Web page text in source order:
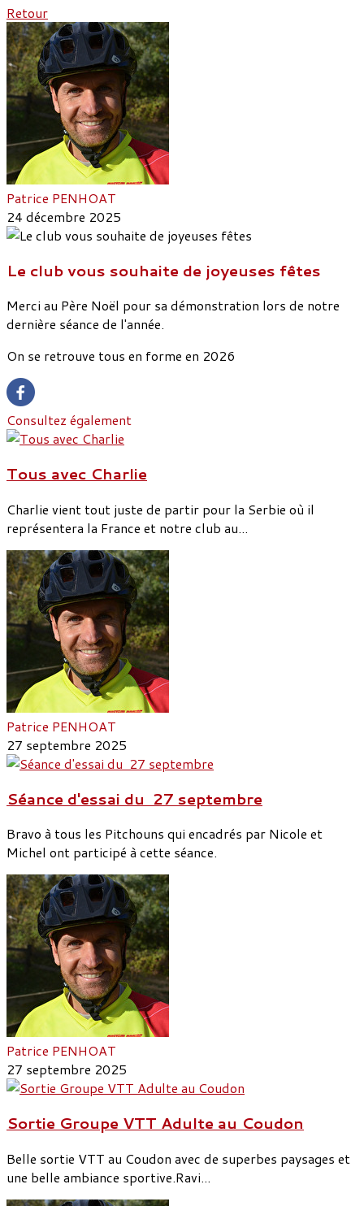
Retour
Patrice PENHOAT
24 décembre 2025
Le club vous souhaite de joyeuses fêtes
Merci au Père Noël pour sa démonstration lors de notre
dernière séance de l'année.
On se retrouve tous en forme en 2026
Consultez également
Tous avec Charlie
Charlie vient tout juste de partir pour la Serbie où il
représentera la France et notre club au...
Patrice PENHOAT
27 septembre 2025
Séance d'essai du 27 septembre
Bravo à tous les Pitchouns qui encadrés par Nicole et
Michel ont participé à cette séance.
Patrice PENHOAT
27 septembre 2025
Sortie Groupe VTT Adulte au Coudon
Belle sortie VTT au Coudon avec de superbes paysages et
une belle ambiance sportive.Ravi...